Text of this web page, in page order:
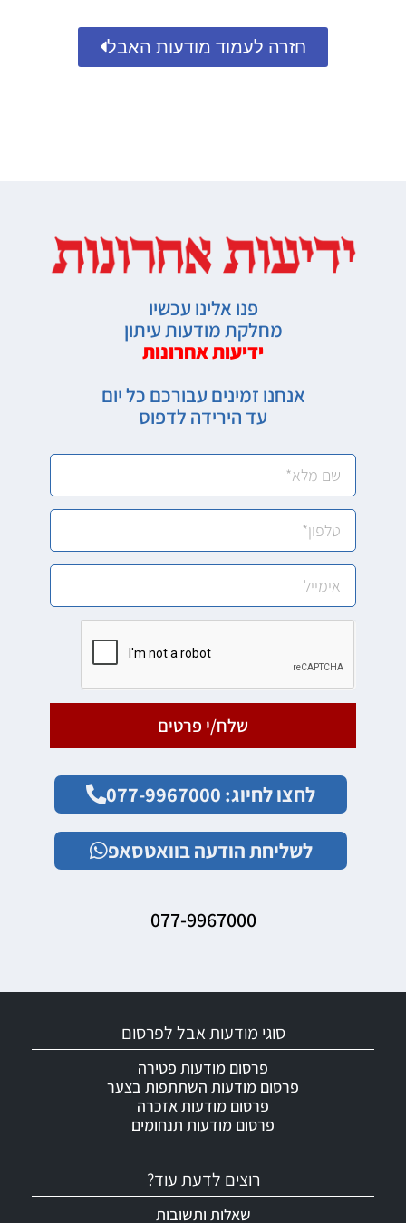
חזרה לעמוד מודעות האבל
פנו אלינו עכשיו
מחלקת מודעות עיתון
ידיעות אחרונות
אנחנו זמינים עבורכם כל יום
עד הירידה לדפוס
שלח/י פרטים
לחצו לחיוג: 077-9967000
לשליחת הודעה בוואטסאפ
077-9967000
רוצים לדעת עוד?
שאלות ותשובות
סוגי מודעות אבל לפרסום
פרסום מודעות פטירה
פרסום מודעות השתתפות בצער
פרסום מודעות אזכרה
פרסום מודעות תנחומים